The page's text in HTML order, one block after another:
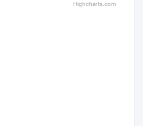
Highcharts.com